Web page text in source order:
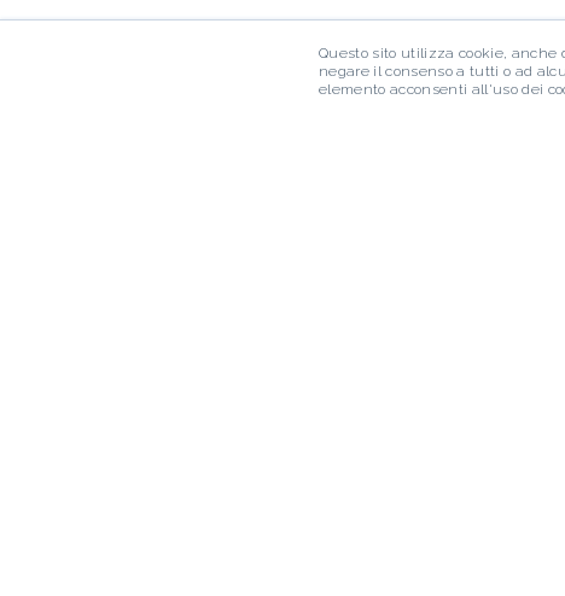
Questo sito utilizza cookie,
negare il consenso a tutti o ad
elemento acconsenti all'uso dei